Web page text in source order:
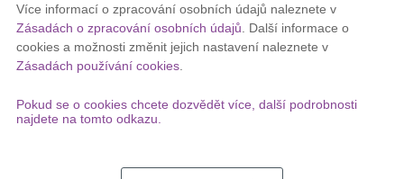
DETAIL
O2 Tarify pro mladé
Více informací o zpracování osobních údajů naleznete v
Zásadách o zpracování osobních údajů . Další informace o
cookies a možnosti změnit jejich nastavení naleznete v
Zásadách používání cookies.
Pokud se o cookies chcete dozvědět více, další podrobnosti
najdete na tomto odkazu.